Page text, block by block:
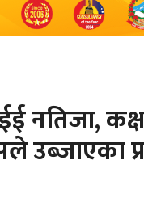
नतिजा,
उब्जाएका